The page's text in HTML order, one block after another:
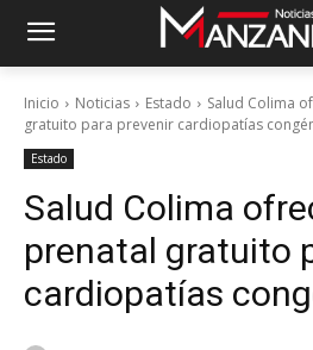
Inicio Noticias Estado
Salud Colima
gratuito para prevenir cardiopatías
Estado
Salud Colima
prenatal gratuito
cardiopatías